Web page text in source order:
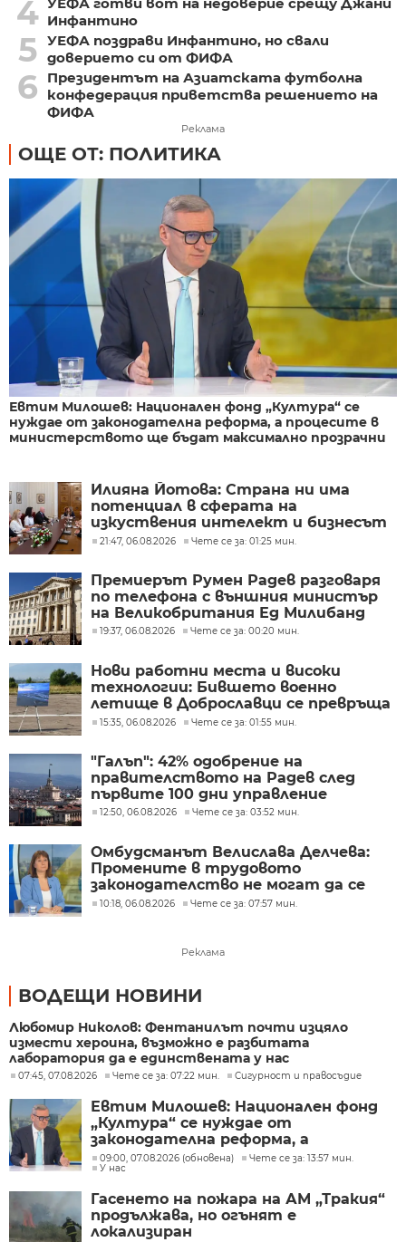
4 Инфантино
5 УЕФА поздрави Инфантино, но свали
доверието си от ФИФА
6
Президентът на Азиатската футболна
конфедерация приветства решението на
ФИФА
Реклама
ОЩЕ ОТ: ПОЛИТИКА
Евтим Милошев: Национален фонд „Култура“ се
нуждае от законодателна реформа, а процесите в
министерството ще бъдат максимално прозрачни
Илияна Йотова: Страна ни има
потенциал в сферата на
изкуствения интелект и бизнесът
забелязва тези перспективи
21:47, 06.08.2026 Чете се за: 01:25 мин.
Премиерът Румен Радев разговаря
по телефона с външния министър
на Великобритания Ед Милибанд
19:37, 06.08.2026 Чете се за: 00:20 мин.
Нови работни места и високи
технологии: Бившето военно
летище в Доброславци се превръща
в голям космически център
15:35, 06.08.2026 Чете се за: 01:55 мин.
"Галъп": 42% одобрение на
правителството на Радев след
първите 100 дни управление
12:50, 06.08.2026 Чете се за: 03:52 мин.
Омбудсманът Велислава Делчева:
Промените в трудовото
законодателство не могат да се
правят през бюджета
10:18, 06.08.2026 Чете се за: 07:57 мин.
Реклама
ВОДЕЩИ НОВИНИ
Любомир Николов: Фентанилът почти изцяло
измести хероина, възможно е разбитата
лаборатория да е единствената у нас
07:45, 07.08.2026 Чете се за: 07:22 мин. Сигурност и правосъдие
Евтим Милошев: Национален фонд
„Култура“ се нуждае от
законодателна реформа, а
процесите в министерството ще
бъдат максимално прозрачни
09:00, 07.08.2026 (обновена)
Чете се за: 13:57 мин.
У нас
Гасенето на пожара на АМ „Тракия“
продължава, но огънят е
локализиран